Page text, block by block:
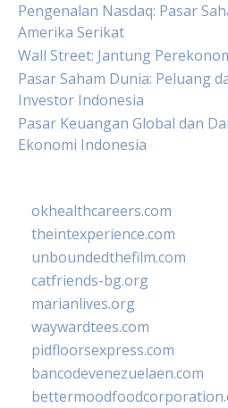
Pengenalan Nasdaq: Pasar
Amerika Serikat
Wall Street: Jantung
Pasar Saham Dunia: Peluang
Investor Indonesia
Pasar Keuangan Global dan
Ekonomi Indonesia
okhealthcareers.com
theintexperience.com
unboundedthefilm.com
catfriends-bg.org
marianlives.org
waywardtees.com
pidfloorsexpress.com
bancodevenezuelaen.com